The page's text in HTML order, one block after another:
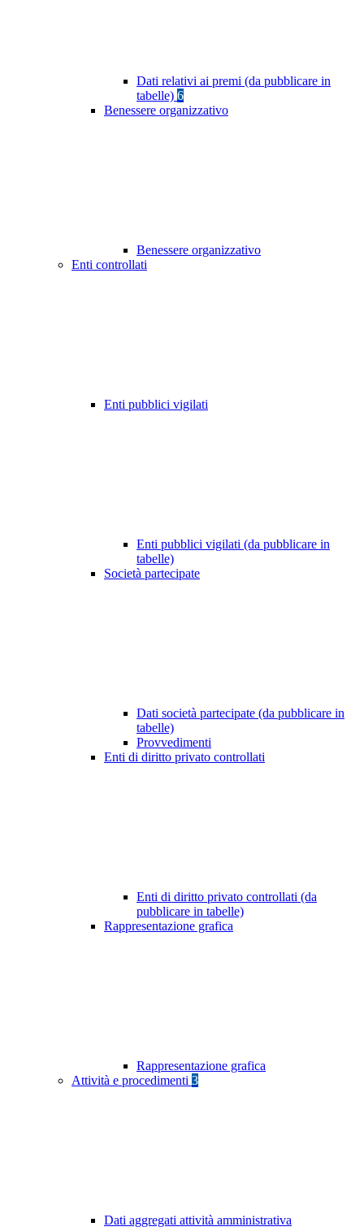
Dati relativi ai premi (da pubblicare in
tabelle) 6
Benessere organizzativo
Benessere organizzativo
Enti controllati
Enti pubblici vigilati
Enti pubblici vigilati (da pubblicare in
tabelle)
Società partecipate
Dati società partecipate (da pubblicare in
tabelle)
Provvedimenti
Enti di diritto privato controllati
Enti di diritto privato controllati (da
pubblicare in tabelle)
Rappresentazione grafica
Rappresentazione grafica
Attività e procedimenti 3
Dati aggregati attività amministrativa